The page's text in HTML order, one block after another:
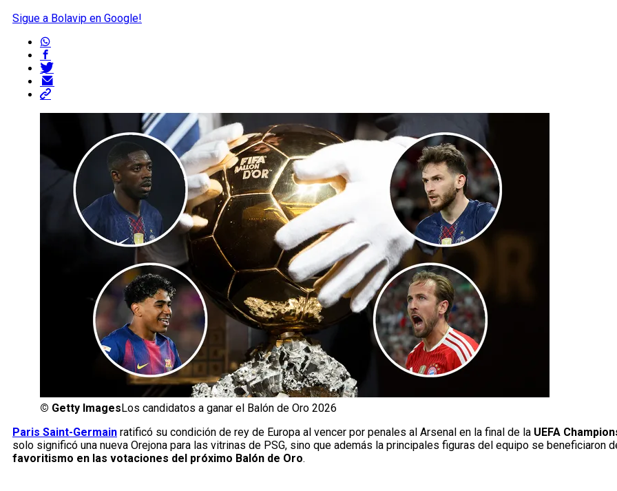
Sigue a Bolavip en Google!
© Getty Images Los candidatos a ganar el Balón de Oro 2026
Paris Saint-Germain ratificó su condición de rey de Europa al vencer por penales al Arsenal en la final de la UEFA
solo significó una nueva Orejona para las vitrinas de PSG, sino que además la principales figuras del equipo se beneficiaron
favoritismo en las votaciones del próximo Balón de Oro.